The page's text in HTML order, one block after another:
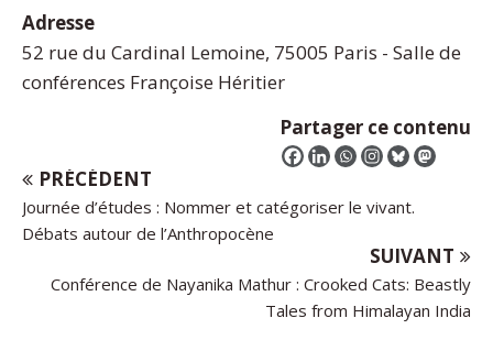
Adresse
52 rue du Cardinal Lemoine, 75005 Paris - Salle de
conférences Françoise Héritier
Partager ce contenu
PRÉCÉDENT
Journée d’études : Nommer et catégoriser le vivant.
Débats autour de l’Anthropocène
SUIVANT
Conférence de Nayanika Mathur : Crooked Cats: Beastly
Tales from Himalayan India